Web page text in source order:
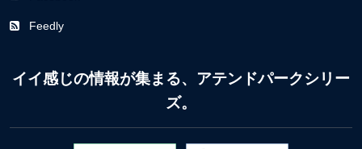
Feedly
イイ感じの情報が集まる、アテンドパークシリー
ズ。